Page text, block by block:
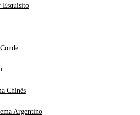
Esquisito
Chinês
Argentino